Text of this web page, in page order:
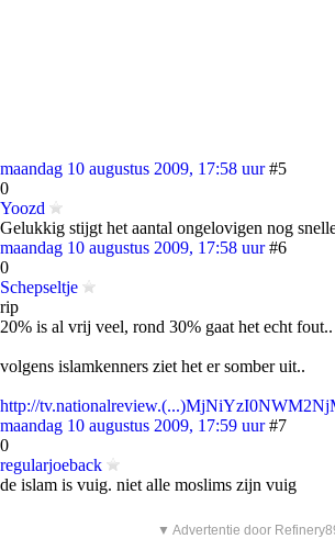
maandag 10 augustus 2009, 17:58 uur #5
0
Yoozd
Gelukkig stijgt het aantal ongelovigen nog
maandag 10 augustus 2009, 17:58 uur #6
0
Schepseltje
rip
20% is al vrij veel, rond 30% gaat het echt fout..
volgens islamkenners ziet het er somber uit..
http://
maandag 10 augustus 2009, 17:59 uur #7
0
regularjoeback
de islam is vuig. niet alle moslims zijn vuig
▼ Advertentie door